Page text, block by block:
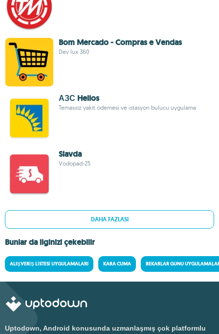
Bom Mercado - Compras e Vendas
Dev lux 360
АЗС Helios
Temassız yakıt ödemesi ve istasyon bulucu uygulama
Slavda
Vodopad-25
DAHA FAZLASI
Bunlar da ilginizi çekebilir
ALIŞVERIŞ LISTESI UYGULAMALARI KARA CUMA BEKARLAR GÜNÜ
Uptodown, Android konusunda uzmanlaşmış çok platformlu